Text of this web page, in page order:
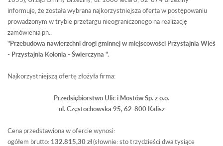
informuje, że została wybrana najkorzystniejsza oferta w postępowaniu
prowadzonym w trybie przetargu nieograniczonego na realizację
zamówienia pn.:
"Przebudowa nawierzchni drogi gminnej w miejscowości Przystajnia Wieś
- Przystajnia Kolonia - Świerczyna ".
Najkorzystniejszą ofertę złożyła firma:
Przedsiębiorstwo Ulic i Mostów Sp. z o.o.
ul. Częstochowska 95, 62-800 Kalisz
Cena przedstawiona w ofercie wynosi:
ogółem brutto: 132.815,30zł(słownie: sto trzydzieści dwa tysiące